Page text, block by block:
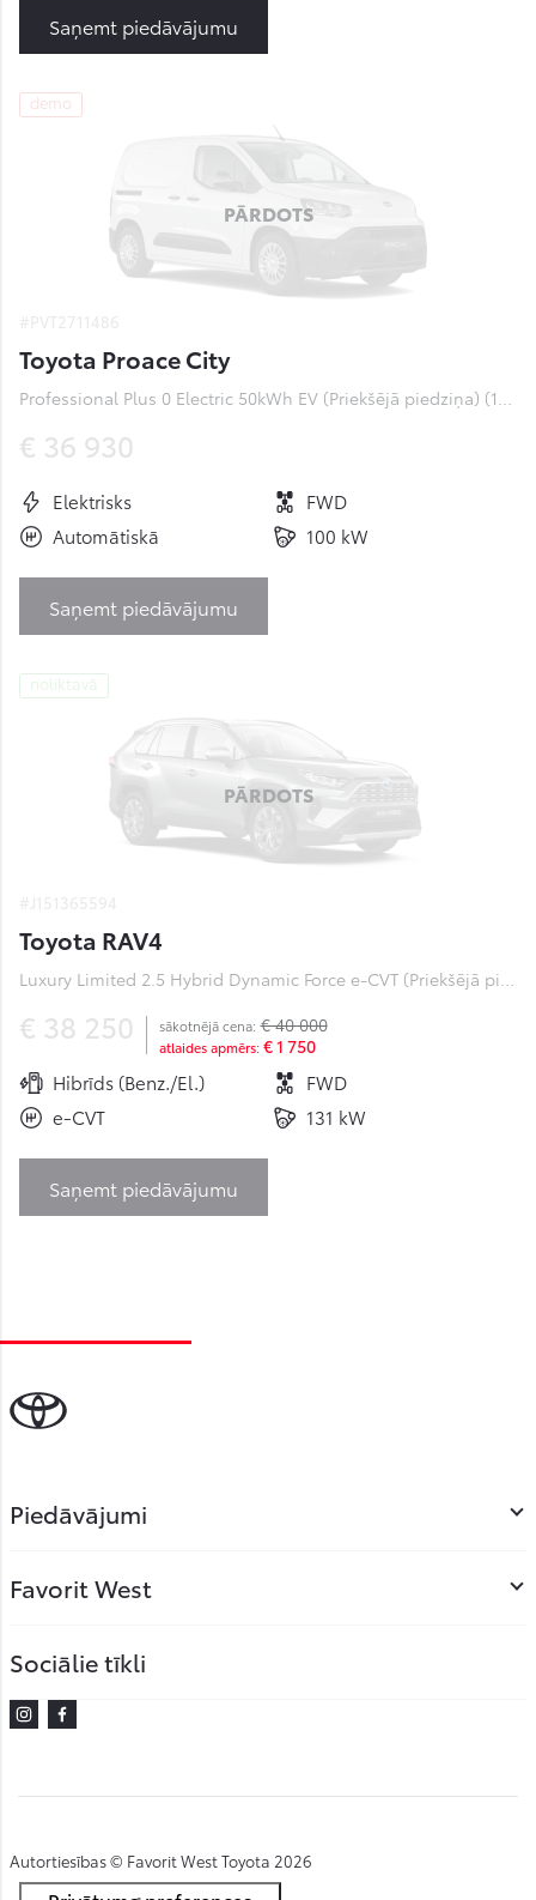
Saņemt piedāvājumu
demo
PĀRDOTS
Toyota Proace City
Professional Plus 0 Electric 50kWh EV (Priekšējā piedziņa) (100 kW)
€ 36 930
Elektrisks
FWD
Automātiskā
100 kW
Saņemt piedāvājumu
noliktavā
PĀRDOTS
Toyota RAV4
Luxury Limited 2.5 Hybrid Dynamic Force e-CVT (Priekšējā piedziņa) (131 kW)
€ 38 250 sākotnējā cena: € 40 000
atlaides apmērs: € 1 750
Hibrīds (Benz./El.)
FWD
e-CVT
131 kW
Saņemt piedāvājumu
Piedāvājumi
Favorit West
Sociālie tīkli
Instagram
Facebook
Autortiesības © Favorit West Toyota 2026